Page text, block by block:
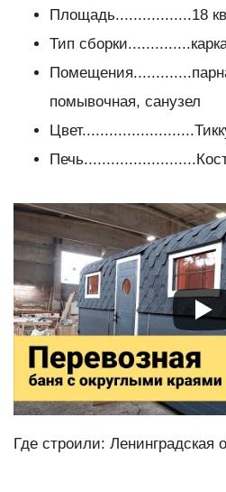
Площадь.................18
Тип
помывочная, санузел
Где строили: Ленинградская